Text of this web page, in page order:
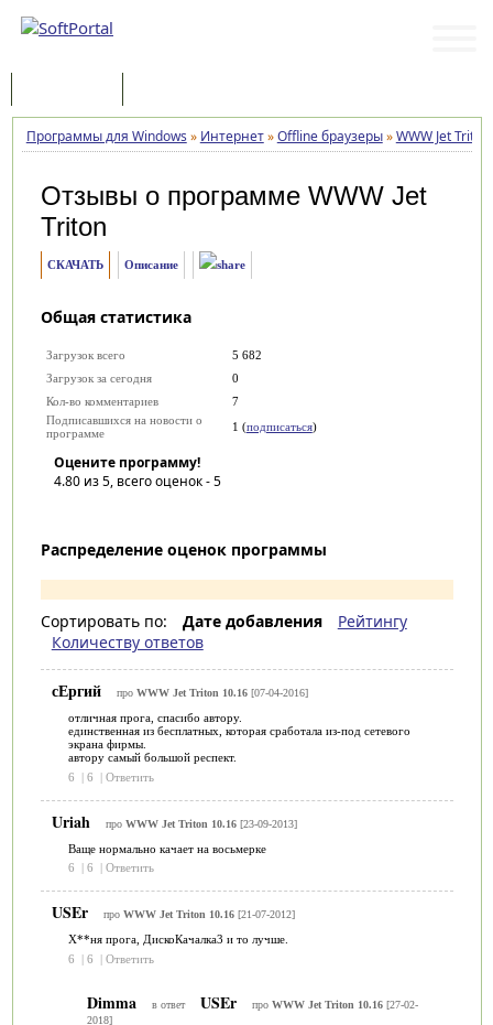
Программы для Windows » Интернет»Offline браузеры»WWW Jet Triton
Отзывы о программе WWW Jet
Triton
СКАЧАТЬ Описание
Общая статистика
Загрузок всего
5 682
Загрузок за сегодня
0
Кол-во комментариев
7
Подписавшихся на новости о
программе
1 (подписаться)
Оцените программу!
4.80из 5, всего оценок -5
Распределение оценок программы
Сортировать по: Дате добавления
Рейтингу
Количеству ответов
сЕргий про WWW Jet Triton 10.16[07-04-2016]
отличная прога, спасибо автору.
единственная из бесплатных, которая сработала из-под сетевого
экрана фирмы.
автору самый большой респект.
6
| 6 | Ответить
Uriah про WWW Jet Triton 10.16[23-09-2013]
Ваще нормально качает на восьмерке
6
| 6 | Ответить
USEr про WWW Jet Triton 10.16[21-07-2012]
Х**ня прога, ДискоКачалка3 и то лучше.
6
| 6 | Ответить
Dimma в ответ USEr про WWW Jet Triton 10.16[27-02-
2018]